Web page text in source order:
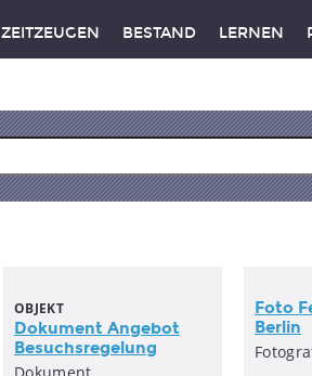
ZEITZEUGEN BESTAND LERNEN
OBJEKT
Dokument Angebot
Besuchsregelung
Foto
Berlin